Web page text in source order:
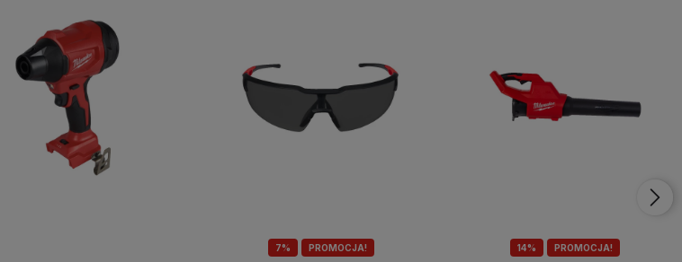
7% PROMOCJA! 14% PROMOCJA!